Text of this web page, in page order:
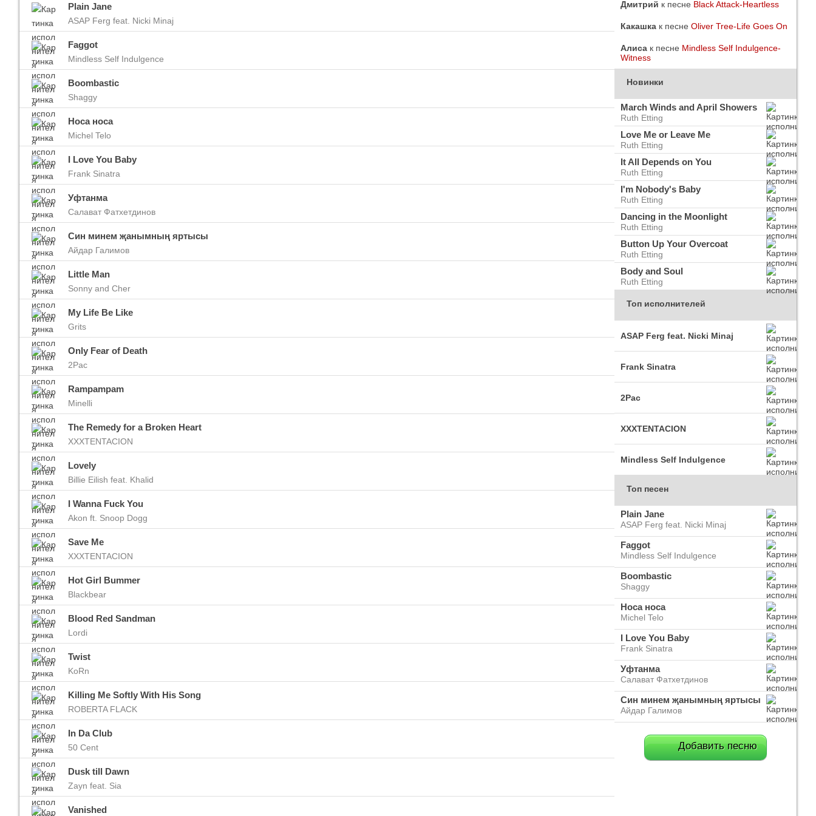
Imagine Dragons
Все песни
Blind Guardian
Все песни
Plain Jane
ASAP Ferg feat. Nicki Minaj
Faggot
Mindless Self Indulgence
Boombastic
Shaggy
Носа носа
Michel Telo
I Love You Baby
Frank Sinatra
Уфтанма
Салават Фатхетдинов
Син минем җанымның яртысы
Айдар Галимов
Little Man
Sonny and Cher
My Life Be Like
Grits
Only Fear of Death
2Pac
Rampampam
Minelli
The Remedy for a Broken Heart
XXXTENTACION
Lovely
Billie Eilish feat. Khalid
I Wanna Fuck You
Akon ft. Snoop Dogg
Save Me
XXXTENTACION
Hot Girl Bummer
Blackbear
Blood Red Sandman
Lordi
Twist
KoRn
Killing Me Softly With His Song
ROBERTA FLACK
In Da Club
50 Cent
Dusk till Dawn
Zayn feat. Sia
Vanished
Дмитрий к песне Black Attack-Heartless
Какашка к песне Oliver Tree-Life Goes On
Алиса к песне Mindless Self Indulgence-
Witness
Новинки
March Winds and April Showers
Ruth Etting
Love Me or Leave Me
Ruth Etting
It All Depends on You
Ruth Etting
I'm Nobody's Baby
Ruth Etting
Dancing in the Moonlight
Ruth Etting
Button Up Your Overcoat
Ruth Etting
Body and Soul
Ruth Etting
Топ исполнителей
ASAP Ferg feat. Nicki Minaj
Frank Sinatra
2Pac
XXXTENTACION
Mindless Self Indulgence
Топ песен
Plain Jane
ASAP Ferg feat. Nicki Minaj
Faggot
Mindless Self Indulgence
Boombastic
Shaggy
Носа носа
Michel Telo
I Love You Baby
Frank Sinatra
Уфтанма
Салават Фатхетдинов
Син минем җанымның яртысы
Айдар Галимов
Добавить песню